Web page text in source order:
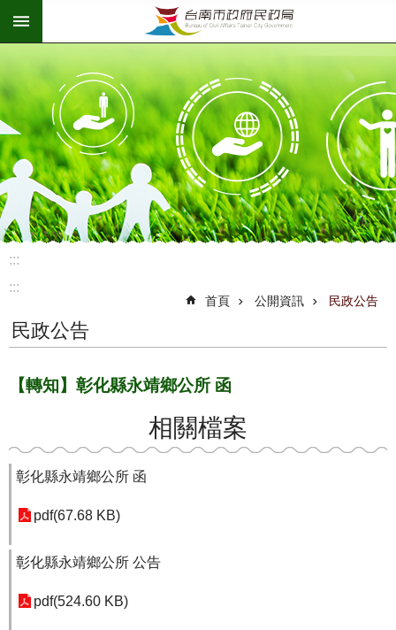
跳到主要內容區塊
:::
:::
首頁 公開資訊 民政公告
民政公告
【轉知】彰化縣永靖鄉公所 函
相關檔案
彰化縣永靖鄉公所 函
pdf(67.68 KB)
彰化縣永靖鄉公所 公告
pdf(524.60 KB)